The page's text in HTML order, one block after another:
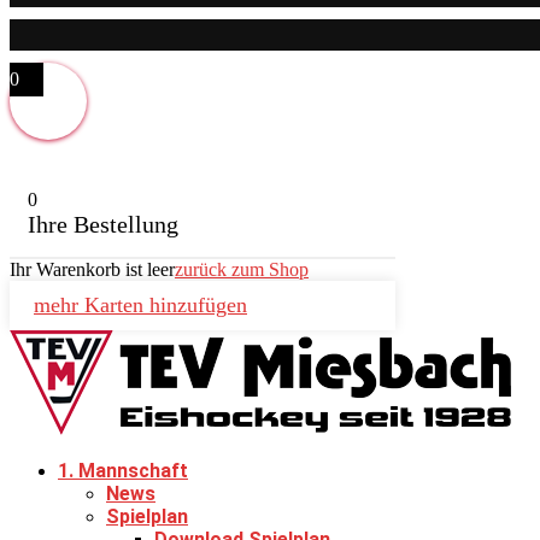
0
0
Ihre Bestellung
Ihr Warenkorb ist leerzurück zum Shop
mehr Karten hinzufügen
1. Mannschaft
News
Spielplan